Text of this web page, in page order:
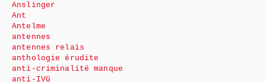
Anslinger
Ant
Antelme
antennes
antennes relais
anthologie érudite
anti-criminalité manque
anti-IVG